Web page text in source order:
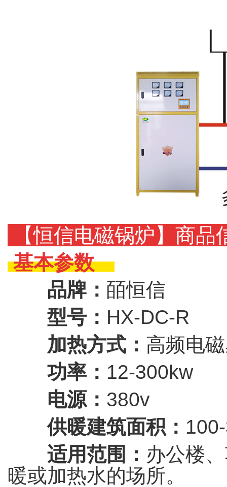
【恒信电磁锅炉】商
基本参数
品牌： 皕恒信
型号： HX-DC-R
加热方式： 高频电
功率： 12-300kw
电源： 380v
供暖建筑面积：
适用范围： 办公楼
暖或加热水的场所。